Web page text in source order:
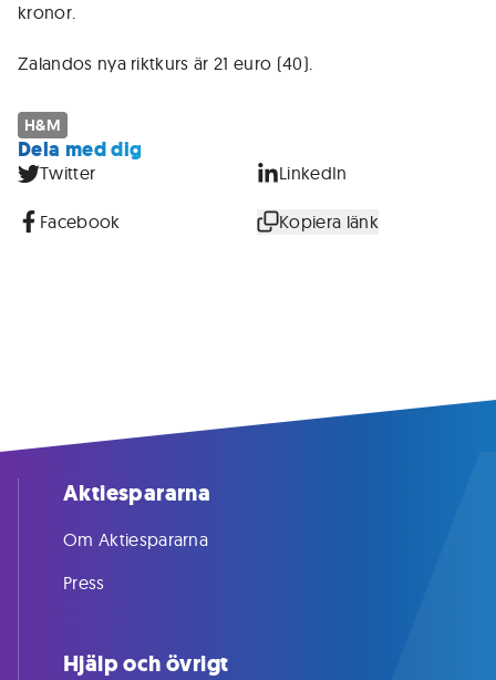
kronor.
Zalandos nya riktkurs är 21 euro (40).
H&M
Dela med dig
Twitter LinkedIn
Facebook Kopiera länk
Aktiespararna
Om Aktiespararna
Press
Hjälp och övrigt